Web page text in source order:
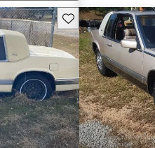
Guarda este Aviso